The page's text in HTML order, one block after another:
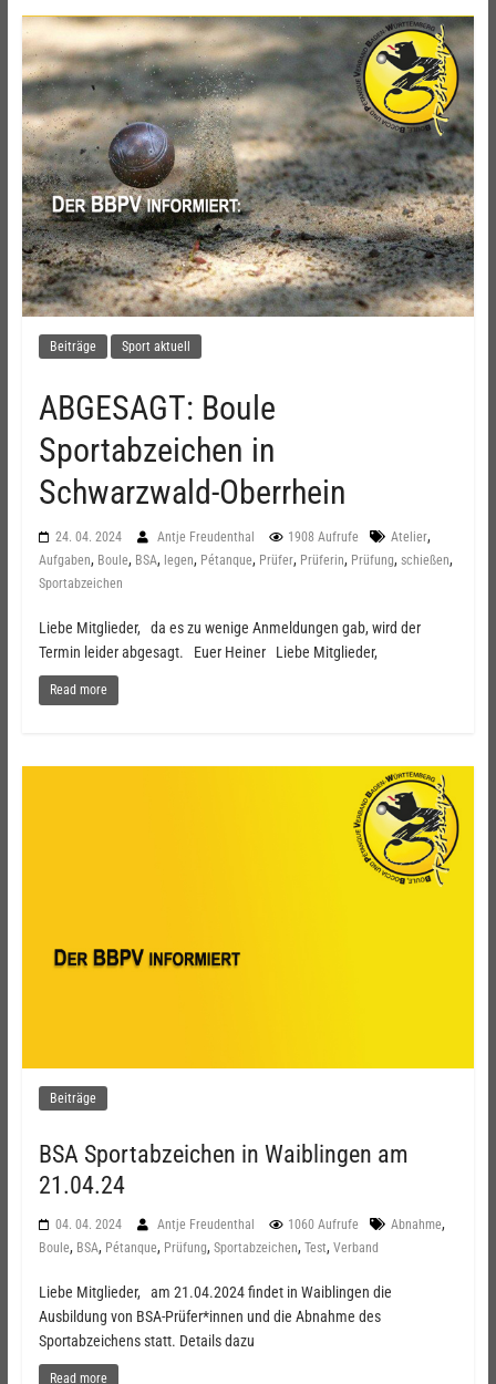
Beiträge Sport aktuell
ABGESAGT: Boule
Sportabzeichen in
Schwarzwald-Oberrhein
24. 04. 2024 Antje Freudenthal 1908 Aufrufe Atelier,
Aufgaben, Boule, BSA, legen, Pétanque, Prüfer, Prüferin, Prüfung, schießen,
Sportabzeichen
Liebe Mitglieder, da es zu wenige Anmeldungen gab, wird der
Termin leider abgesagt. Euer Heiner Liebe Mitglieder,
Read more
Beiträge
BSA Sportabzeichen in Waiblingen am
21.04.24
04. 04. 2024 Antje Freudenthal 1060 Aufrufe Abnahme,
Boule, BSA, Pétanque, Prüfung, Sportabzeichen, Test, Verband
Liebe Mitglieder, am 21.04.2024 findet in Waiblingen die
Ausbildung von BSA-Prüfer*innen und die Abnahme des
Sportabzeichens statt. Details dazu
Read more